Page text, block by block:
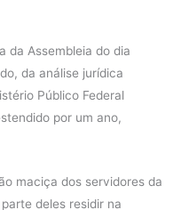
da Assembleia do dia
da análise jurídica
Público Federal
por um ano,
maciça dos servidores da
deles residir na